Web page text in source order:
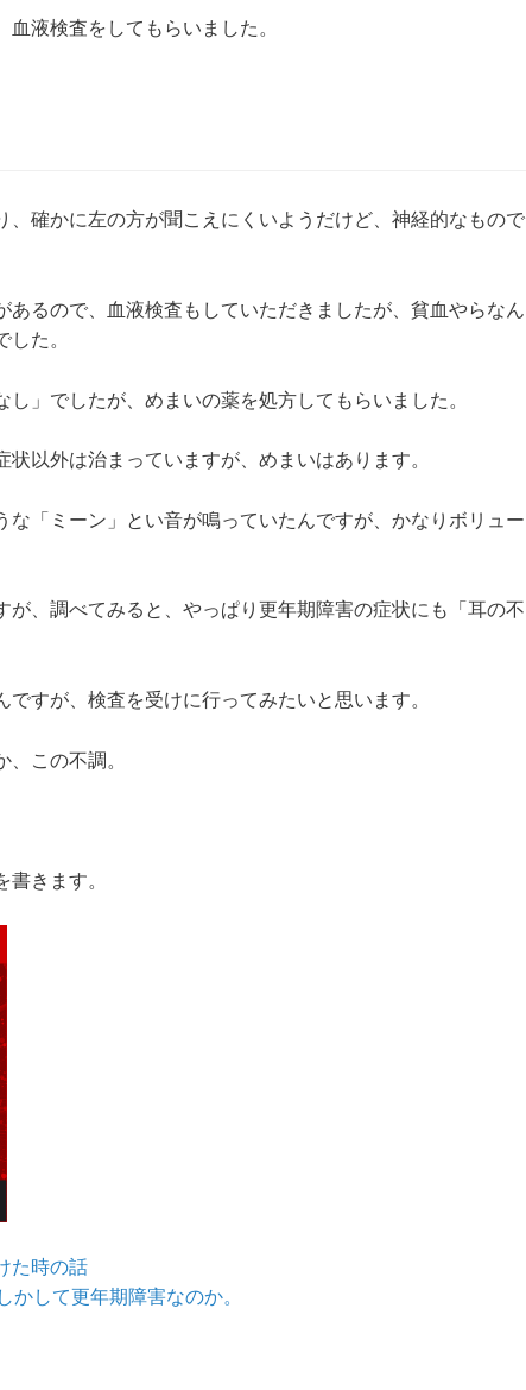
液検査をしてもらいました。
、確かに左の方が聞こえにくいようだけど、神経的なもので
るので、血液検査もしていただきましたが、貧血やらなん
た。
」でしたが、めまいの薬を処方してもらいました。
以外は治まっていますが、めまいはあります。
「ミーン」とい音が鳴っていたんですが、かなりボリュー
、調べてみると、やっぱり更年期障害の症状にも「耳の不
すが、検査を受けに行ってみたいと思います。
この不調。
きます。
た時の話
かして更年期障害なのか。